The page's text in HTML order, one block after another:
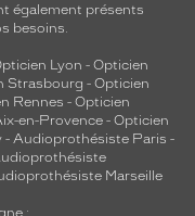
également présents
besoins.
Lyon - Opticien
Strasbourg - Opticien
Rennes - Opticien
en-Provence - Opticien
- Audioprothésiste Paris -
Marseille
: